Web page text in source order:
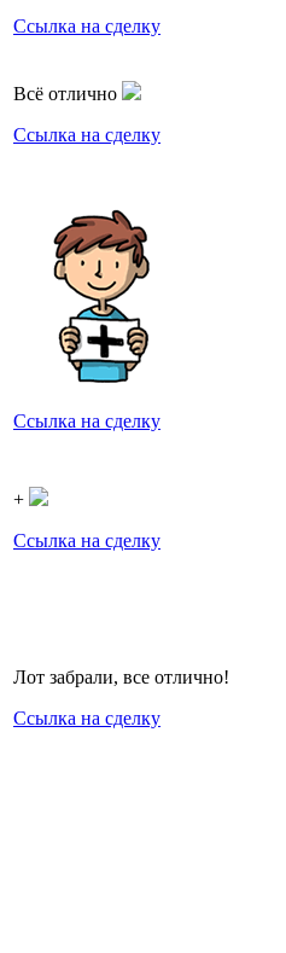
Ссылка на сделку
Всё отлично
Ссылка на сделку
Ссылка на сделку
+
Ссылка на сделку
Лот забрали, все отлично!
Ссылка на сделку